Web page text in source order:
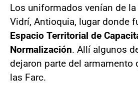
Los uniformados venían de
Vidrí, Antioquia, lugar donde
Espacio Territorial de
Normalización. Allí algunos
dejaron parte del armamento
las Farc.